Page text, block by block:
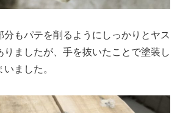
分もパテを削るようにしっかりとヤス
りましたが、手を抜いたことで塗装し
ました。